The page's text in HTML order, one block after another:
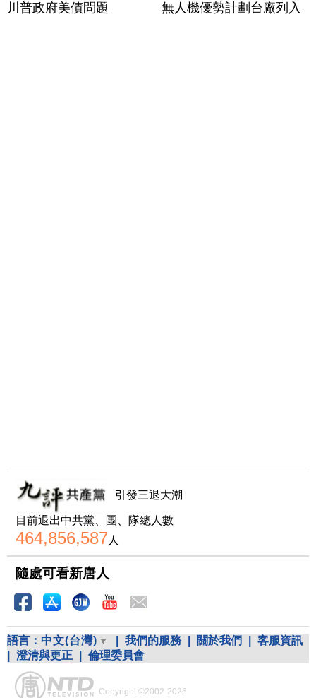
川普政府美債問題
無人機優勢計劃台廠列入
引發三退大潮
目前退出中共黨、團、隊總人數
464,856,587人
隨處可看新唐人
語言： 中文(台灣) 我們的服務 關於我們
客服資訊
澄清與更正 倫理委員會
Copyright ©2002-2026